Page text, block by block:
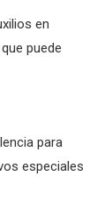
en
puede
para
especiales